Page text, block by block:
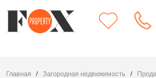
Главная Загородная недвижимость